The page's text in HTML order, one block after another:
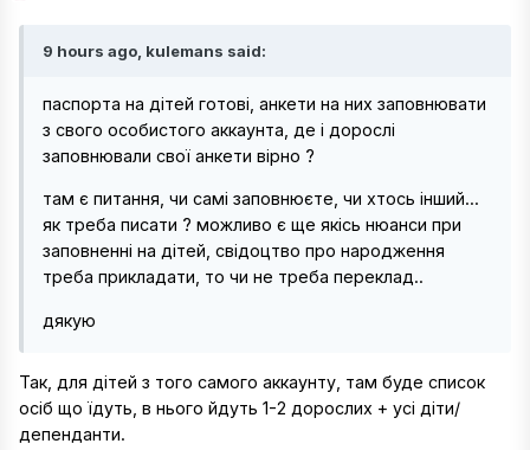
9 hours ago, kulemans said:
паспорта на дітей готові, анкети на них заповнювати
з свого особистого аккаунта, де і дорослі
заповнювали свої анкети вірно ?
там є питання, чи самі заповнюєте, чи хтось інший...
як треба писати ? можливо є ще якісь нюанси при
заповненні на дітей, свідоцтво про народження
треба прикладати, то чи не треба переклад..
дякую
Так, для дітей з того самого аккаунту, там буде список
осіб що їдуть, в нього йдуть 1-2 дорослих + усі діти/
депенданти.